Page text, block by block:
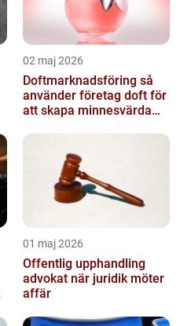
02 maj 2026
Doftmarknadsföring så
använder företag doft för
att skapa minnesvärda
01 maj 2026
Offentlig upphandling
advokat när juridik möter
affär